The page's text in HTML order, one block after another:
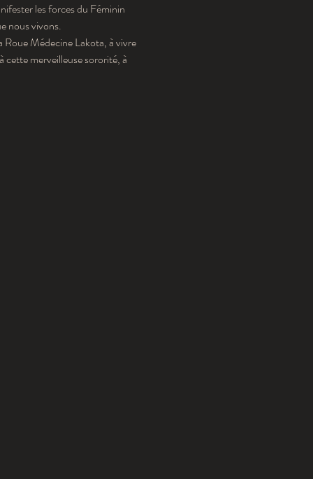
les forces du Féminin
nous vivons.
Médecine Lakota, à vivre
merveilleuse sororité, à